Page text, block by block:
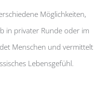
Möglichkeiten,
in privater Runde oder im
Menschen und vermittelt
Lebensgefühl.